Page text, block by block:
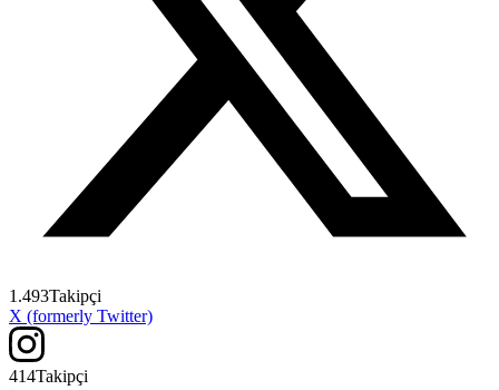
1.493Takipçi
X (formerly Twitter)
414Takipçi